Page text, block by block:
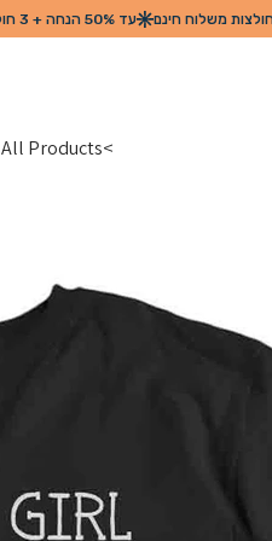
>
All Products